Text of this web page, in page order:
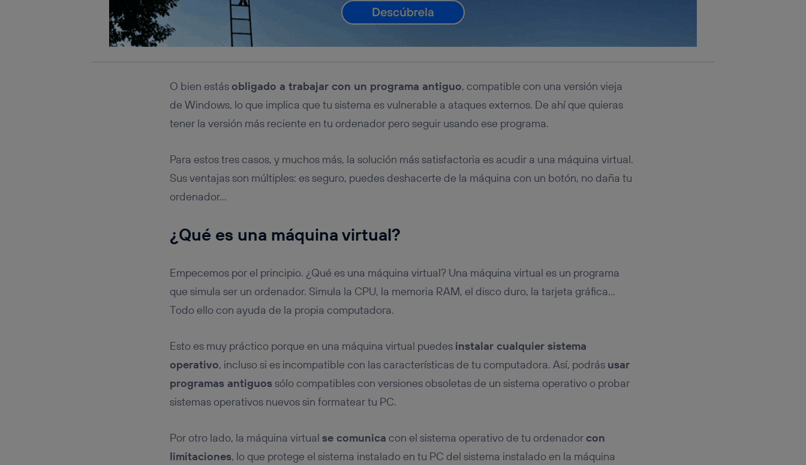
O bien estásobligado a trabajar con un programa antiguo, compatible con una versión vieja
de Windows, lo que implica que tu sistema es vulnerable a ataques externos. De ahí que quieras
tener la versión más reciente en tu ordenador pero seguir usando ese programa.
Para estos tres casos, y muchos más, la solución más satisfactoria es acudir a una máquina virtual.
Sus ventajas son múltiples: es seguro, puedes deshacerte de la máquina con un botón, no daña tu
ordenador…
¿Qué es una máquina virtual?
Empecemos por el principio. ¿Qué es una máquina virtual? Una máquina virtual es un programa
que simula ser un ordenador. Simula la CPU, la memoria RAM, el disco duro, la tarjeta gráfica…
Todo ello con ayuda de la propia computadora.
Esto es muy práctico porque en una máquina virtual puedes instalar cualquier sistema
operativo, incluso si es incompatible con las características de tu computadora. Así, podrás usar
programas antiguossólo compatibles con versiones obsoletas de un sistema operativo o probar
sistemas operativos nuevos sin formatear tu PC.
Por otro lado, la máquina virtual se comunica con el sistema operativo de tu ordenadorcon
limitaciones, lo que protege el sistema instalado en tu PC del sistema instalado en la máquina